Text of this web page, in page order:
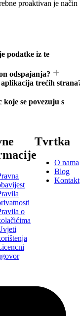
proaktivan je način
podatke iz te
odspajanja?
trećih
se povezuju s
o
Tvrtka
O nama
Blog
Kontakt